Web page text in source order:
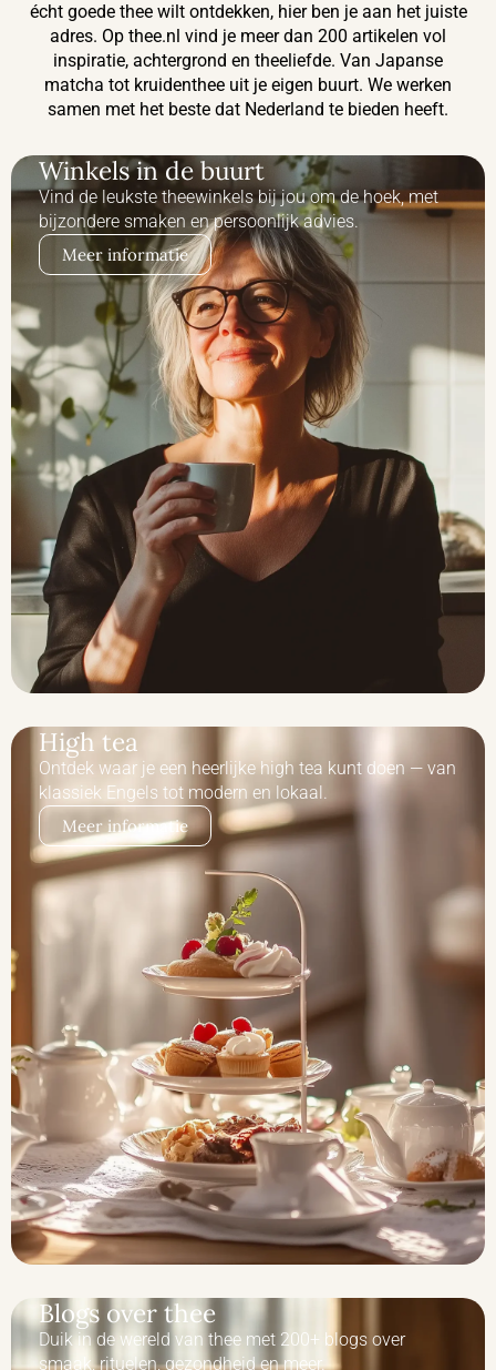
écht goede thee wilt ontdekken, hier ben je aan het juiste
adres. Op thee.nl vind je meer dan 200 artikelen vol
inspiratie, achtergrond en theeliefde. Van Japanse
matcha tot kruidenthee uit je eigen buurt. We werken
samen met het beste dat Nederland te bieden heeft.
Winkels in de buurt
Vind de leukste theewinkels bij jou om de hoek, met
bijzondere smaken en persoonlijk advies.
Meer informatie
High tea
Ontdek waar je een heerlijke high tea kunt doen — van
klassiek Engels tot modern en lokaal.
Meer informatie
Blogs over thee
Duik in de wereld van thee met 200+ blogs over
smaak, rituelen, gezondheid en meer.